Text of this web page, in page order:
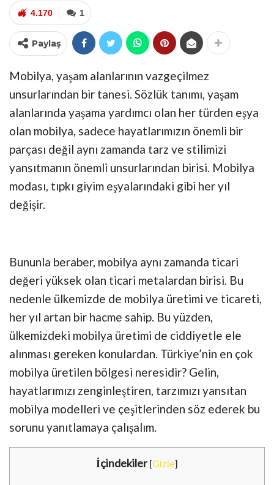
1
4.170
Paylaş
Mobilya, yaşam alanlarının vazgeçilmez
unsurlarından bir tanesi. Sözlük tanımı, yaşam
alanlarında yaşama yardımcı olan her türden eşya
olan mobilya, sadece hayatlarımızın önemli bir
parçası değil aynı zamanda tarz ve stilimizi
yansıtmanın önemli unsurlarından birisi. Mobilya
modası, tıpkı giyim eşyalarındaki gibi her yıl
değişir.
Bununla beraber, mobilya aynı zamanda ticari
değeri yüksek olan ticari metalardan birisi. Bu
nedenle ülkemizde de mobilya üretimi ve ticareti,
her yıl artan bir hacme sahip. Bu yüzden,
ülkemizdeki mobilya üretimi de ciddiyetle ele
alınması gereken konulardan. Türkiye’nin en çok
mobilya üretilen bölgesi neresidir? Gelin,
hayatlarımızı zenginleştiren, tarzımızı yansıtan
mobilya modelleri ve çeşitlerinden söz ederek bu
sorunu yanıtlamaya çalışalım.
İçindekiler [Gizle]